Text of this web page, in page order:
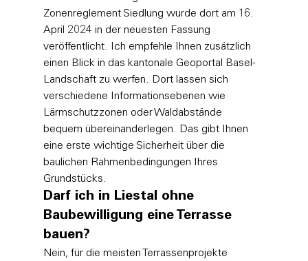
Zonenreglement Siedlung wurde dort am 16.
April 2024 in der neuesten Fassung
veröffentlicht. Ich empfehle Ihnen zusätzlich
einen Blick in das kantonale Geoportal Basel-
Landschaft zu werfen. Dort lassen sich
verschiedene Informationsebenen wie
Lärmschutzzonen oder Waldabstände
bequem übereinanderlegen. Das gibt Ihnen
eine erste wichtige Sicherheit über die
baulichen Rahmenbedingungen Ihres
Grundstücks.
Darf ich in Liestal ohne
Baubewilligung eine Terrasse
bauen?
Nein, für die meisten Terrassenprojekte